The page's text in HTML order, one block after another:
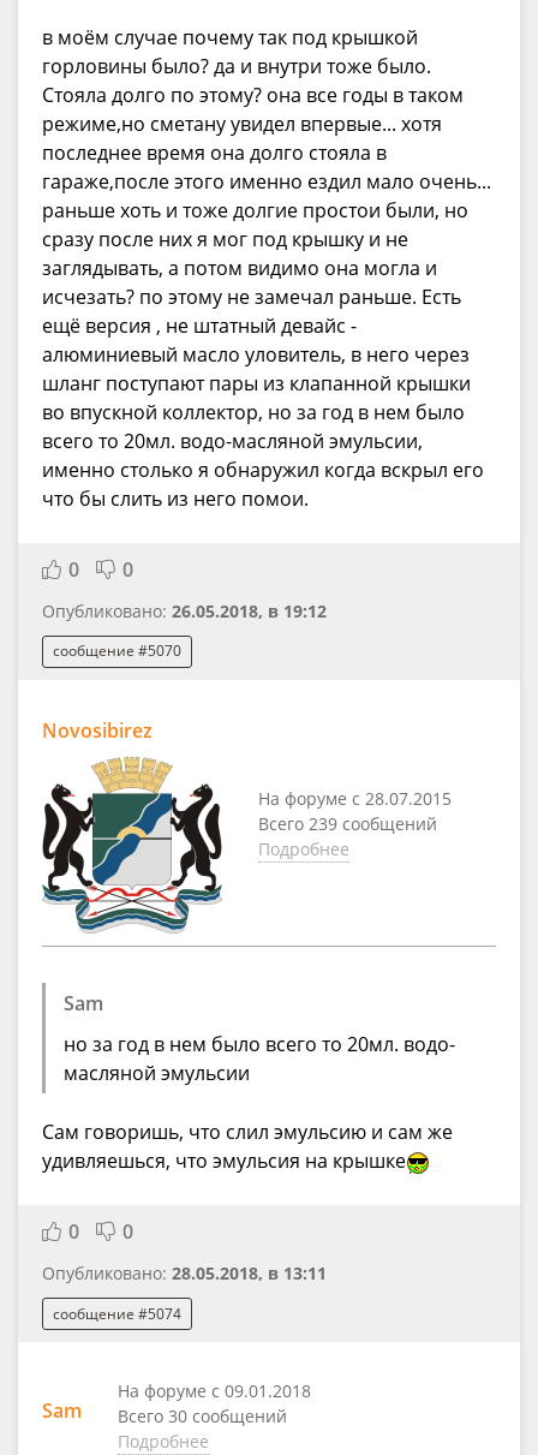
в моём случае почему так под крышкой
горловины было? да и внутри тоже было.
Стояла долго по этому? она все годы в таком
режиме,но сметану увидел впервые... хотя
последнее время она долго стояла в
гараже,после этого именно ездил мало очень...
раньше хоть и тоже долгие простои были, но
сразу после них я мог под крышку и не
заглядывать, а потом видимо она могла и
исчезать? по этому не замечал раньше. Есть
ещё версия , не штатный девайс -
алюминиевый масло уловитель, в него через
шланг поступают пары из клапанной крышки
во впускной коллектор, но за год в нем было
всего то 20мл. водо-масляной эмульсии,
именно столько я обнаружил когда вскрыл его
что бы слить из него помои.
0 0
Опубликовано: 26.05.2018, в 19:12
сообщение #5070
Novosibirez
На форуме с 28.07.2015
Всего 239 сообщений
Подробнее
Sam
но за год в нем было всего то 20мл. водо-
масляной эмульсии
Сам говоришь, что слил эмульсию и сам же
удивляешься, что эмульсия на крышке
0 0
Опубликовано: 28.05.2018, в 13:11
сообщение #5074
Sam
На форуме с 09.01.2018
Всего 30 сообщений
Подробнее